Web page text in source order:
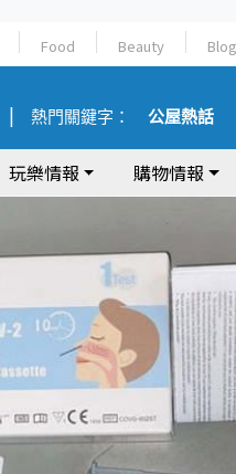
Food Beauty Blog
熱門關鍵字： 公屋熱話
玩樂情報 購物情報